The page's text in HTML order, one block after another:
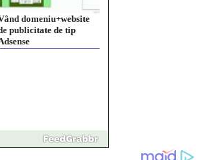
domeniu+website
publicitate de tip
Pastorul Liviu Radu a
la Domnul